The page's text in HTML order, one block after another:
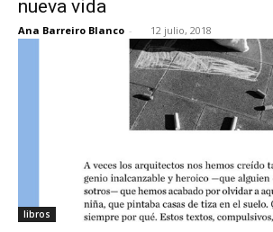
nueva vida
Ana Barreiro Blanco - 12 julio, 2018
libros